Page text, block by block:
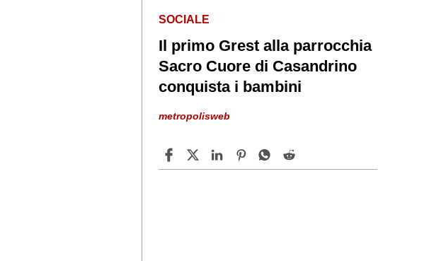
SOCIALE
Il primo Grest alla parrocchia
Sacro Cuore di Casandrino
conquista i bambini
metropolisweb